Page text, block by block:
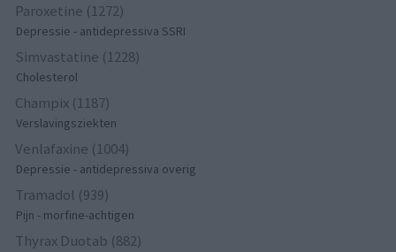
Paroxetine (1272)
Depressie - antidepressiva SSRI
Simvastatine (1228)
Cholesterol
Champix (1187)
Verslavingsziekten
Venlafaxine (1004)
Depressie - antidepressiva overig
Tramadol (939)
Pijn - morfine-achtigen
Thyrax Duotab (882)